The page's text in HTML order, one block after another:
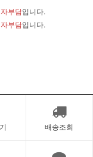
부담입니다.
부담입니다.
배송조회